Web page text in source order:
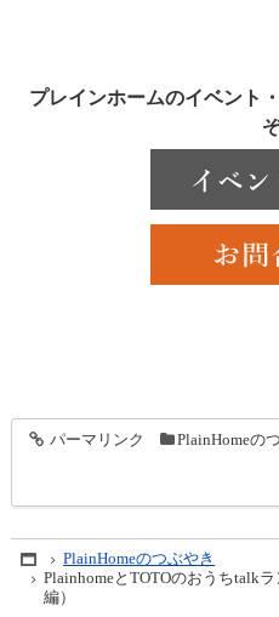
プレインホームのイベント
entry895
パーマリンク PlainHomeの
Home
PlainHomeのつぶやき
PlainhomeとTOTOのおうちtalk
編）